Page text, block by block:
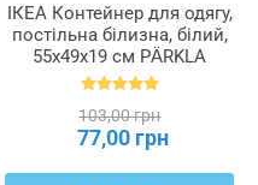
ІКЕА Контейнер для одягу,
постільна білизна, білий,
55x49x19 см PÄRKLA
ПЕРКЛА, 503.953.82
103,00 грн
77,00 грн